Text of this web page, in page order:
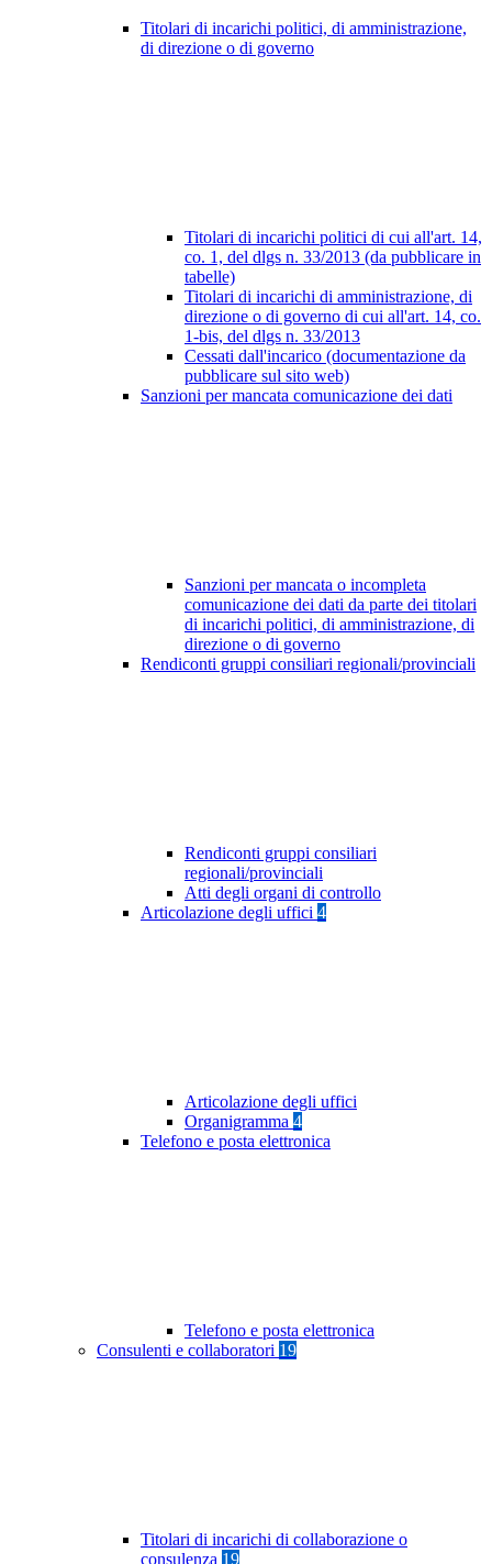
Titolari di incarichi politici, di amministrazione,
di direzione o di governo
Titolari di incarichi politici di cui all'art. 14,
co. 1, del dlgs n. 33/2013 (da pubblicare in
tabelle)
Titolari di incarichi di amministrazione, di
direzione o di governo di cui all'art. 14, co.
1-bis, del dlgs n. 33/2013
Cessati dall'incarico (documentazione da
pubblicare sul sito web)
Sanzioni per mancata comunicazione dei dati
Sanzioni per mancata o incompleta
comunicazione dei dati da parte dei titolari
di incarichi politici, di amministrazione, di
direzione o di governo
Rendiconti gruppi consiliari regionali/provinciali
Rendiconti gruppi consiliari
regionali/provinciali
Atti degli organi di controllo
Articolazione degli uffici 4
Articolazione degli uffici
Organigramma 4
Telefono e posta elettronica
Telefono e posta elettronica
Consulenti e collaboratori 19
Titolari di incarichi di collaborazione o
consulenza 19